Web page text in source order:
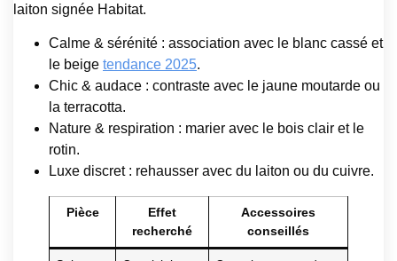
laiton signée Habitat.
Calme & sérénité : association avec le blanc cassé et
le beige tendance 2025.
Chic & audace : contraste avec le jaune moutarde ou
la terracotta.
Nature & respiration : marier avec le bois clair et le
rotin.
Luxe discret : rehausser avec du laiton ou du cuivre.
Pièce
Effet
recherché
Accessoires
conseillés